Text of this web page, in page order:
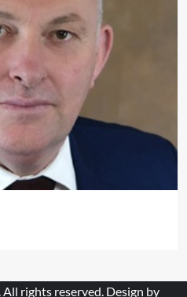
All rights reserved. Design by